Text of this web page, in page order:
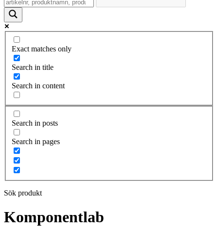
Exact matches only
Search in title
Search in content
Search in posts
Search in pages
Sök produkt
Komponentlab